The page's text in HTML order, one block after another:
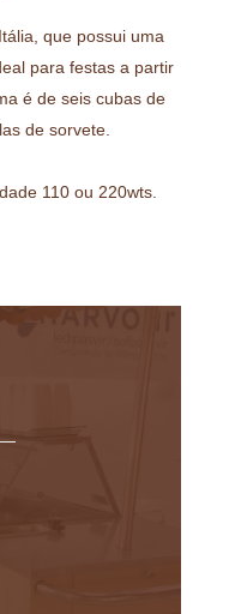
que possui uma
para festas a partir
é de seis cubas de
de sorvete.
110 ou 220wts.